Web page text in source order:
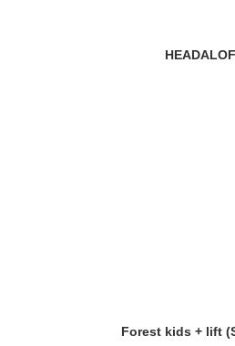
Forest kids + lift